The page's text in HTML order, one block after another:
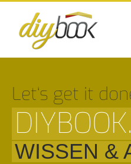
Let‘s get it
WISSEN &